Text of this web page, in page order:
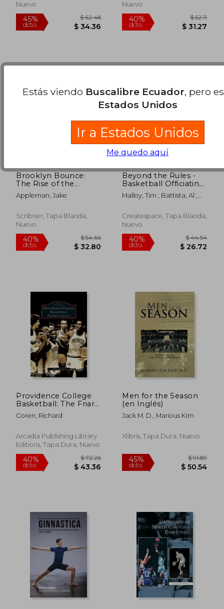
40%
dcto. $ 24.47 dcto. $
Nuevo
45% $ 62.48
become the legend.
- one of the best
basketball shooters
Nuevo
40%
Brooklyn Bounce:
The Rise of the
Brooklyn Nets (en
Inglés)
Appleman, Jake
Scribner, Tapa Blanda,
Nuevo
Beyond the Rules -
Basketball Officiating
- Volume 2: More
Techniques, Tips, and
Scholastic / Collegiate
Basketball Officials
Malloy, Tim ; Battista, Al ;
Createspace, Tapa Blanda,
Nuevo
Providence College
Basketball: The Friar
Legacy (en Inglés)
Coren, Richard
Arcadia Publishing Library
Editions, Tapa Dura, Nuevo
Men for the Season
(en Inglés)
Jack M. D., Marious Kim
Xlibris, Tapa Dura, Nuevo
Estás viendo Buscalibre Ecuador, pero
Estados Unidos
Ir a Estados Unidos
Me quedo aquí